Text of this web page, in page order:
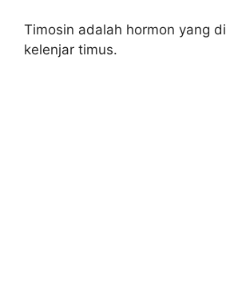
Timosin adalah hormon yang
kelenjar timus.